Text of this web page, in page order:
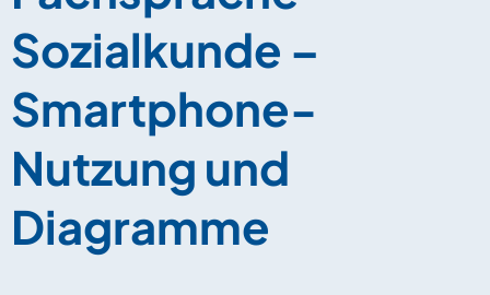
Sozialkunde –
Smartphone-
Nutzung und
Diagramme